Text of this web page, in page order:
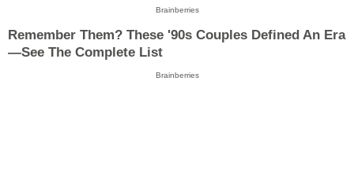
Brainberries
Remember Them? These '90s Couples Defined An Era
—See The Complete List
Brainberries